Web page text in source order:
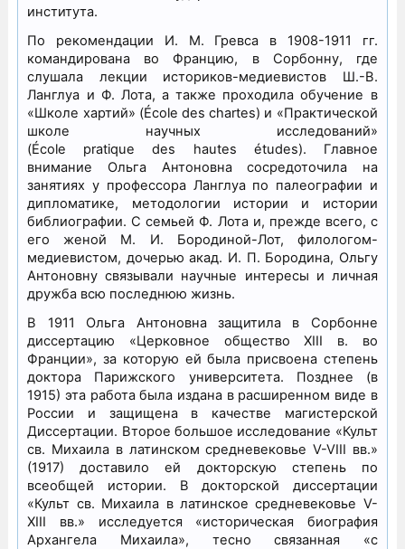
института.
По рекомендации И. М. Гревса в 1908-1911 гг.
командирована во Францию, в Сорбонну, где
слушала лекции историков-медиевистов Ш.-В.
Ланглуа и Ф. Лота, а также проходила обучение в
«Школе хартий» (École des chartes) и «Практической
школе научных исследований»
(École pratique des hautes études). Главное
внимание Ольга Антоновна сосредоточила на
занятиях у профессора Ланглуа по палеографии и
дипломатике, методологии истории и истории
библиографии. С семьей Ф. Лота и, прежде всего, с
его женой М. И. Бородиной-Лот, филологом-
медиевистом, дочерью акад. И. П. Бородина, Ольгу
Антоновну связывали научные интересы и личная
дружба всю последнюю жизнь.
В 1911 Ольга Антоновна защитила в Сорбонне
диссертацию «Церковное общество XIII в. во
Франции», за которую ей была присвоена степень
доктора Парижского университета. Позднее (в
1915) эта работа была издана в расширенном виде в
России и защищена в качестве магистерской
Диссертации. Второе большое исследование «Культ
св. Михаила в латинском средневековье V-VIII вв.»
(1917) доставило ей докторскую степень по
всеобщей истории. В докторской диссертации
«Культ св. Михаила в латинское средневековье V-
XIII вв.» исследуется «историческая биография
Архангела Михаила», тесно связанная «с